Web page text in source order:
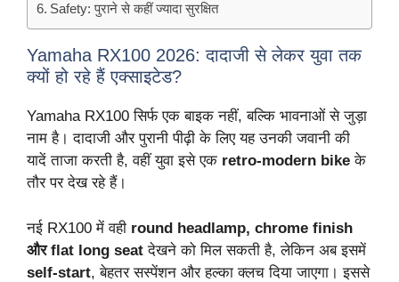
Safety: पुराने से कहीं ज्यादा सुरक्षित
Yamaha RX100 2026: दादाजी से लेकर युवा तक
क्यों हो रहे हैं एक्साइटेड?
Yamaha RX100 सिर्फ एक बाइक नहीं, बल्कि भावनाओं से जुड़ा
नाम है। दादाजी और पुरानी पीढ़ी के लिए यह उनकी जवानी की
यादें ताजा करती है, वहीं युवा इसे एक retro-modern bike के
तौर पर देख रहे हैं।
नई RX100 में वही round headlamp, chrome finish
और flat long seat देखने को मिल सकती है, लेकिन अब इसमें
self-start, बेहतर सस्पेंशन और हल्का क्लच दिया जाएगा। इससे